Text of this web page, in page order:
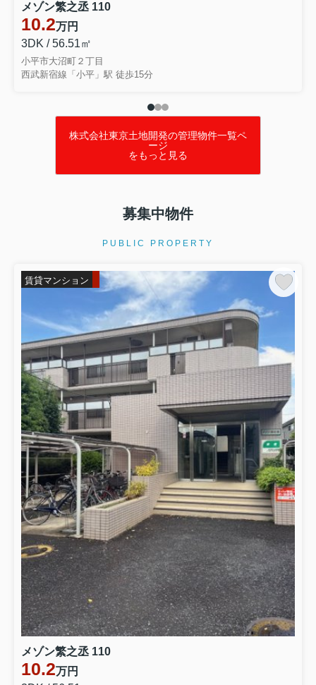
メゾン繁之丞 110
10.2万円
3DK / 56.51㎡
小平市大沼町２丁目
西武新宿線「小平」駅 徒歩15分
株式会社東京土地開発の管理物件一覧ペ
ージ
をもっと見る
募集中物件
PUBLIC PROPERTY
賃貸マンション
メゾン繁之丞 110
10.2万円